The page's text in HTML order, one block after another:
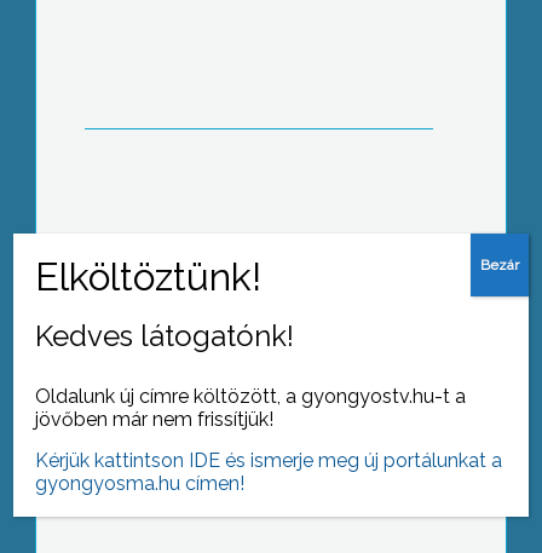
Világtalálkozót
A Tündérkert óvodában „Tündér Torna
Találkozóra” invitálták Gyöngyös
óvodásait
Kedves látogatónk!
Oldalunk új címre költözött, a gyongyostv.hu-t a
jövőben már nem frissítjük!
Kérjük kattintson IDE és ismerje meg új portálunkat a
gyongyosma.hu címen!